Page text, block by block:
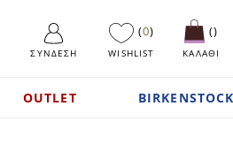
ΣΎΝΔΕΣΗ
0
WISHLIST ΚΑΛΑΘΙ
OUTLET